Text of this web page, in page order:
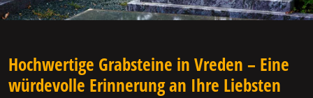
Hochwertige Grabsteine in Vreden – Eine
würdevolle Erinnerung an Ihre Liebsten